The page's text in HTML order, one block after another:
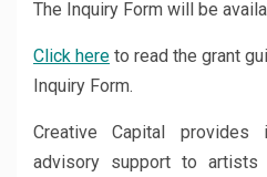
The Inquiry Form will be
Click here to read the grant
Inquiry Form.
Creative Capital provides
advisory support to artists